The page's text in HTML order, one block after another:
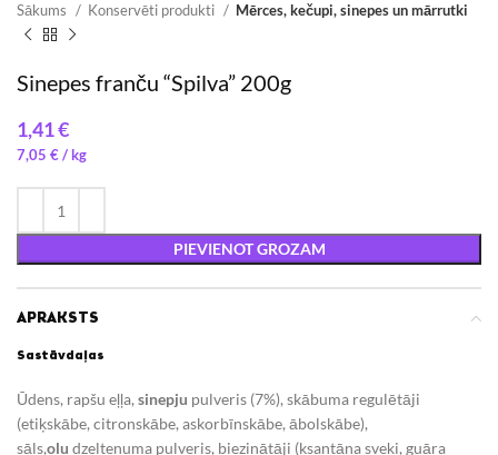
Sākums Konservēti produkti Mērces, kečupi, sinepes un mārrutki
Sinepes franču “Spilva” 200g
€
7,05 €/
PIEVIENOT GROZAM
APRAKSTS
Sastāvdaļas
Ūdens, rapšu eļļa, sinepju pulveris (7%), skābuma regulētāji
(etiķskābe, citronskābe, askorbīnskābe, ābolskābe),
sāls,olu dzeltenuma pulveris, biezinātāji (ksantāna sveķi, guāra